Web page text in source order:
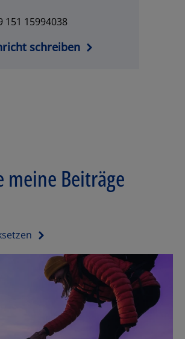
151 15994038
schreiben
meine Beiträge